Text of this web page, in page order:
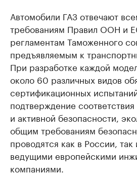
Автомобили ГАЗ отвечают
требованиям Правил ООН и
регламентам Таможенного
предъявляемым к
При разработке каждой
около 60 различных видов
сертификационных
подтверждение
и активной безопасности,
общим требованиям
проводятся как в России,
ведущими европейскими
компаниями.